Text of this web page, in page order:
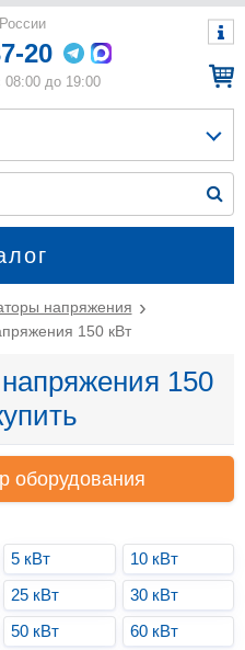
20
до 19:00
напряжения
150 кВт
150
оборудования
5 кВт
10 кВт
25 кВт
30 кВт
50 кВт
60 кВт